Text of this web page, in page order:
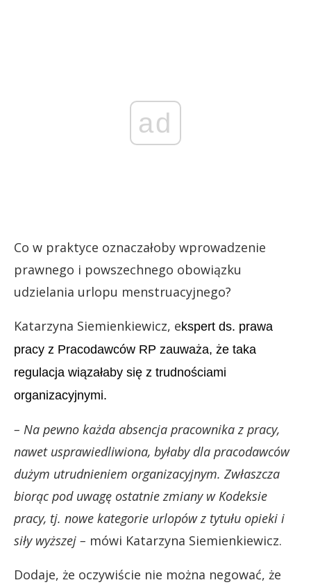
ad
Co w praktyce oznaczałoby wprowadzenie
prawnego i powszechnego obowiązku
udzielania urlopu menstruacyjnego?
Katarzyna Siemienkiewicz, ekspert ds. prawa
pracy z Pracodawców RP zauważa, że taka
regulacja wiązałaby się z trudnościami
organizacyjnymi.
– Na pewno każda absencja pracownika z pracy,
nawet usprawiedliwiona, byłaby dla pracodawców
dużym utrudnieniem organizacyjnym. Zwłaszcza
biorąc pod uwagę ostatnie zmiany w Kodeksie
pracy, tj. nowe kategorie urlopów z tytułu opieki i
siły wyższej – mówi Katarzyna Siemienkiewicz.
Dodaje, że oczywiście nie można negować, że